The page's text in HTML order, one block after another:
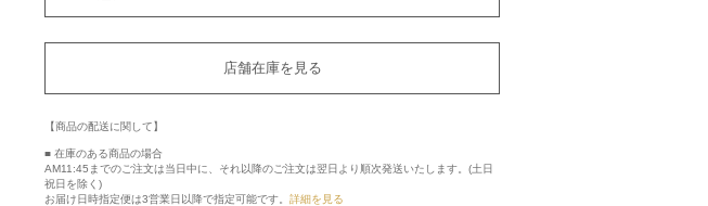
店舗在庫を見る
【商品の配送に関して】
■ 在庫のある商品の場合
AM11:45までのご注文は当日中に、それ以降のご注文は翌日より順次発送いたします。(土日
祝日を除く)
お届け日時指定便は3営業日以降で指定可能です。 詳細を見る